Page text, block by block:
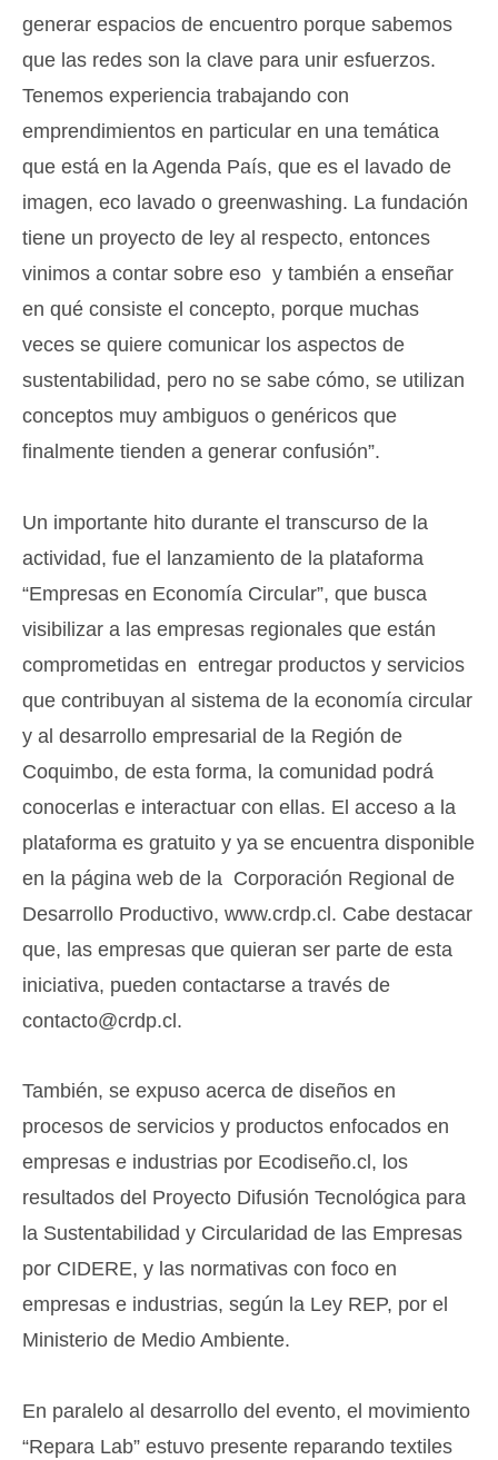
generar espacios de encuentro porque sabemos
que las redes son la clave para unir esfuerzos.
Tenemos experiencia trabajando con
emprendimientos en particular en una temática
que está en la Agenda País, que es el lavado de
imagen, eco lavado o greenwashing. La fundación
tiene un proyecto de ley al respecto, entonces
vinimos a contar sobre eso y también a enseñar
en qué consiste el concepto, porque muchas
veces se quiere comunicar los aspectos de
sustentabilidad, pero no se sabe cómo, se utilizan
conceptos muy ambiguos o genéricos que
finalmente tienden a generar confusión”.
Un importante hito durante el transcurso de la
actividad, fue el lanzamiento de la plataforma
“Empresas en Economía Circular”, que busca
visibilizar a las empresas regionales que están
comprometidas en entregar productos y servicios
que contribuyan al sistema de la economía circular
y al desarrollo empresarial de la Región de
Coquimbo, de esta forma, la comunidad podrá
conocerlas e interactuar con ellas. El acceso a la
plataforma es gratuito y ya se encuentra disponible
en la página web de la Corporación Regional de
Desarrollo Productivo, www.crdp.cl. Cabe destacar
que, las empresas que quieran ser parte de esta
iniciativa, pueden contactarse a través de
contacto@crdp.cl.
También, se expuso acerca de diseños en
procesos de servicios y productos enfocados en
empresas e industrias por Ecodiseño.cl, los
resultados del Proyecto Difusión Tecnológica para
la Sustentabilidad y Circularidad de las Empresas
por CIDERE, y las normativas con foco en
empresas e industrias, según la Ley REP, por el
Ministerio de Medio Ambiente.
En paralelo al desarrollo del evento, el movimiento
“Repara Lab” estuvo presente reparando textiles